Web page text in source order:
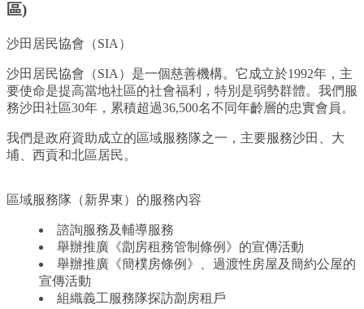
區)
沙田居民協會（SIA）
沙田居民協會（SIA）是一個慈善機構。它成立於1992年，主
要使命是提高當地社區的社會福利，特別是弱勢群體。我們服
務沙田社區30年，累積超過36,500名不同年齡層的忠實會員。
我們是政府資助成立的區域服務隊之一，主要服務沙田、大
埔、西貢和北區居民。
區域服務隊（新界東）的服務內容
諮詢服務及輔導服務
舉辦推廣《劏房租務管制條例》的宣傳活動
舉辦推廣《簡樸房條例》、過渡性房屋及簡約公屋的
宣傳活動
組織義工服務隊探訪劏房租戶